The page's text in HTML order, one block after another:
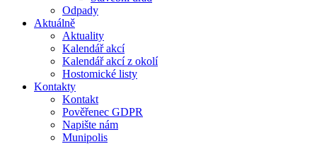
Odpady
Aktuálně
Aktuality
Kalendář akcí
Kalendář akcí z okolí
Hostomické listy
Kontakty
Kontakt
Pověřenec GDPR
Napište nám
Munipolis